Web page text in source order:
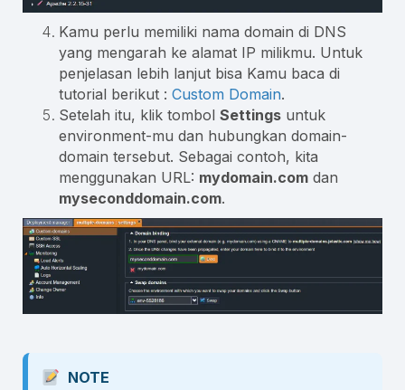
Kamu perlu memiliki nama domain di DNS
yang mengarah ke alamat IP milikmu. Untuk
penjelasan lebih lanjut bisa Kamu baca di
tutorial berikut : Custom Domain.
Setelah itu, klik tombol Settings untuk
environment-mu dan hubungkan domain-
domain tersebut. Sebagai contoh, kita
menggunakan URL: mydomain.com dan
myseconddomain.com.
NOTE